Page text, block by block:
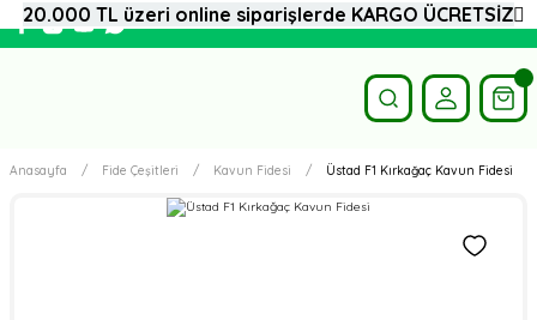
Anasayfa Fide Çeşitleri Kavun Fidesi Üstad F1 Kırkağaç Kavun Fidesi
20.000 TL üzeri online siparişlerde KARGO ÜCRETSİZ